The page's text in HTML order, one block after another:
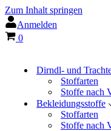
Zum Inhalt springen
Anmelden
Warenkorb
0
Dirndl- und
Stoffarten
Stoffe nach
Bekleidungsstoffe
Stoffarten
Stoffe nach